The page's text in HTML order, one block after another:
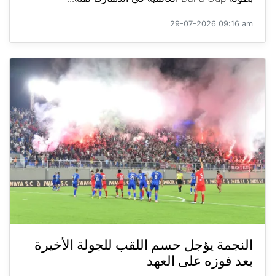
29-07-2026 09:16 am
النجمة يؤجل حسم اللقب للجولة الأخيرة
بعد فوزه على العهد